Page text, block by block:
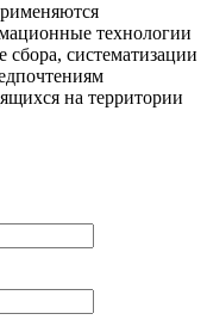
технологии
систематизации
на территории